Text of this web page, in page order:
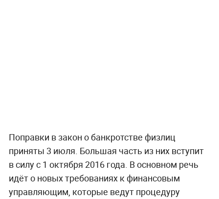
Поправки в закон о банкротстве физлиц
приняты 3 июля. Большая часть из них вступит
в силу с 1 октября 2016 года. В основном речь
идёт о новых требованиях к финансовым
управляющим, которые ведут процедуру